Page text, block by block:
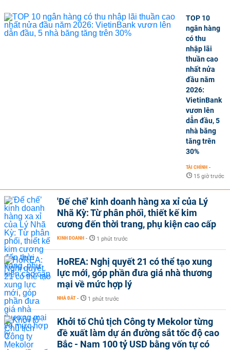
TOP 10
ngân hàng
có thu
nhập lãi
thuần cao
nhất nửa
đầu năm
2026:
VietinBank
vươn lên
dẫn đầu, 5
nhà băng
tăng trên
30%
TÀI CHÍNH -
15 giờ trước
'Đế chế’ kinh doanh hàng xa xỉ của Lý
Nhã Kỳ: Từ phân phối, thiết kế kim
cương đến thời trang, phụ kiện cao cấp
KINH DOANH - 1 phút trước
HoREA: Nghị quyết 21 có thể tạo xung
lực mới, góp phần đưa giá nhà thương
mại về mức hợp lý
NHÀ ĐẤT - 1 phút trước
Khởi tố Chủ tịch Công ty Mekolor từng
đề xuất làm dự án đường sắt tốc độ cao
Bắc - Nam 100 tỷ USD bằng vốn tự có